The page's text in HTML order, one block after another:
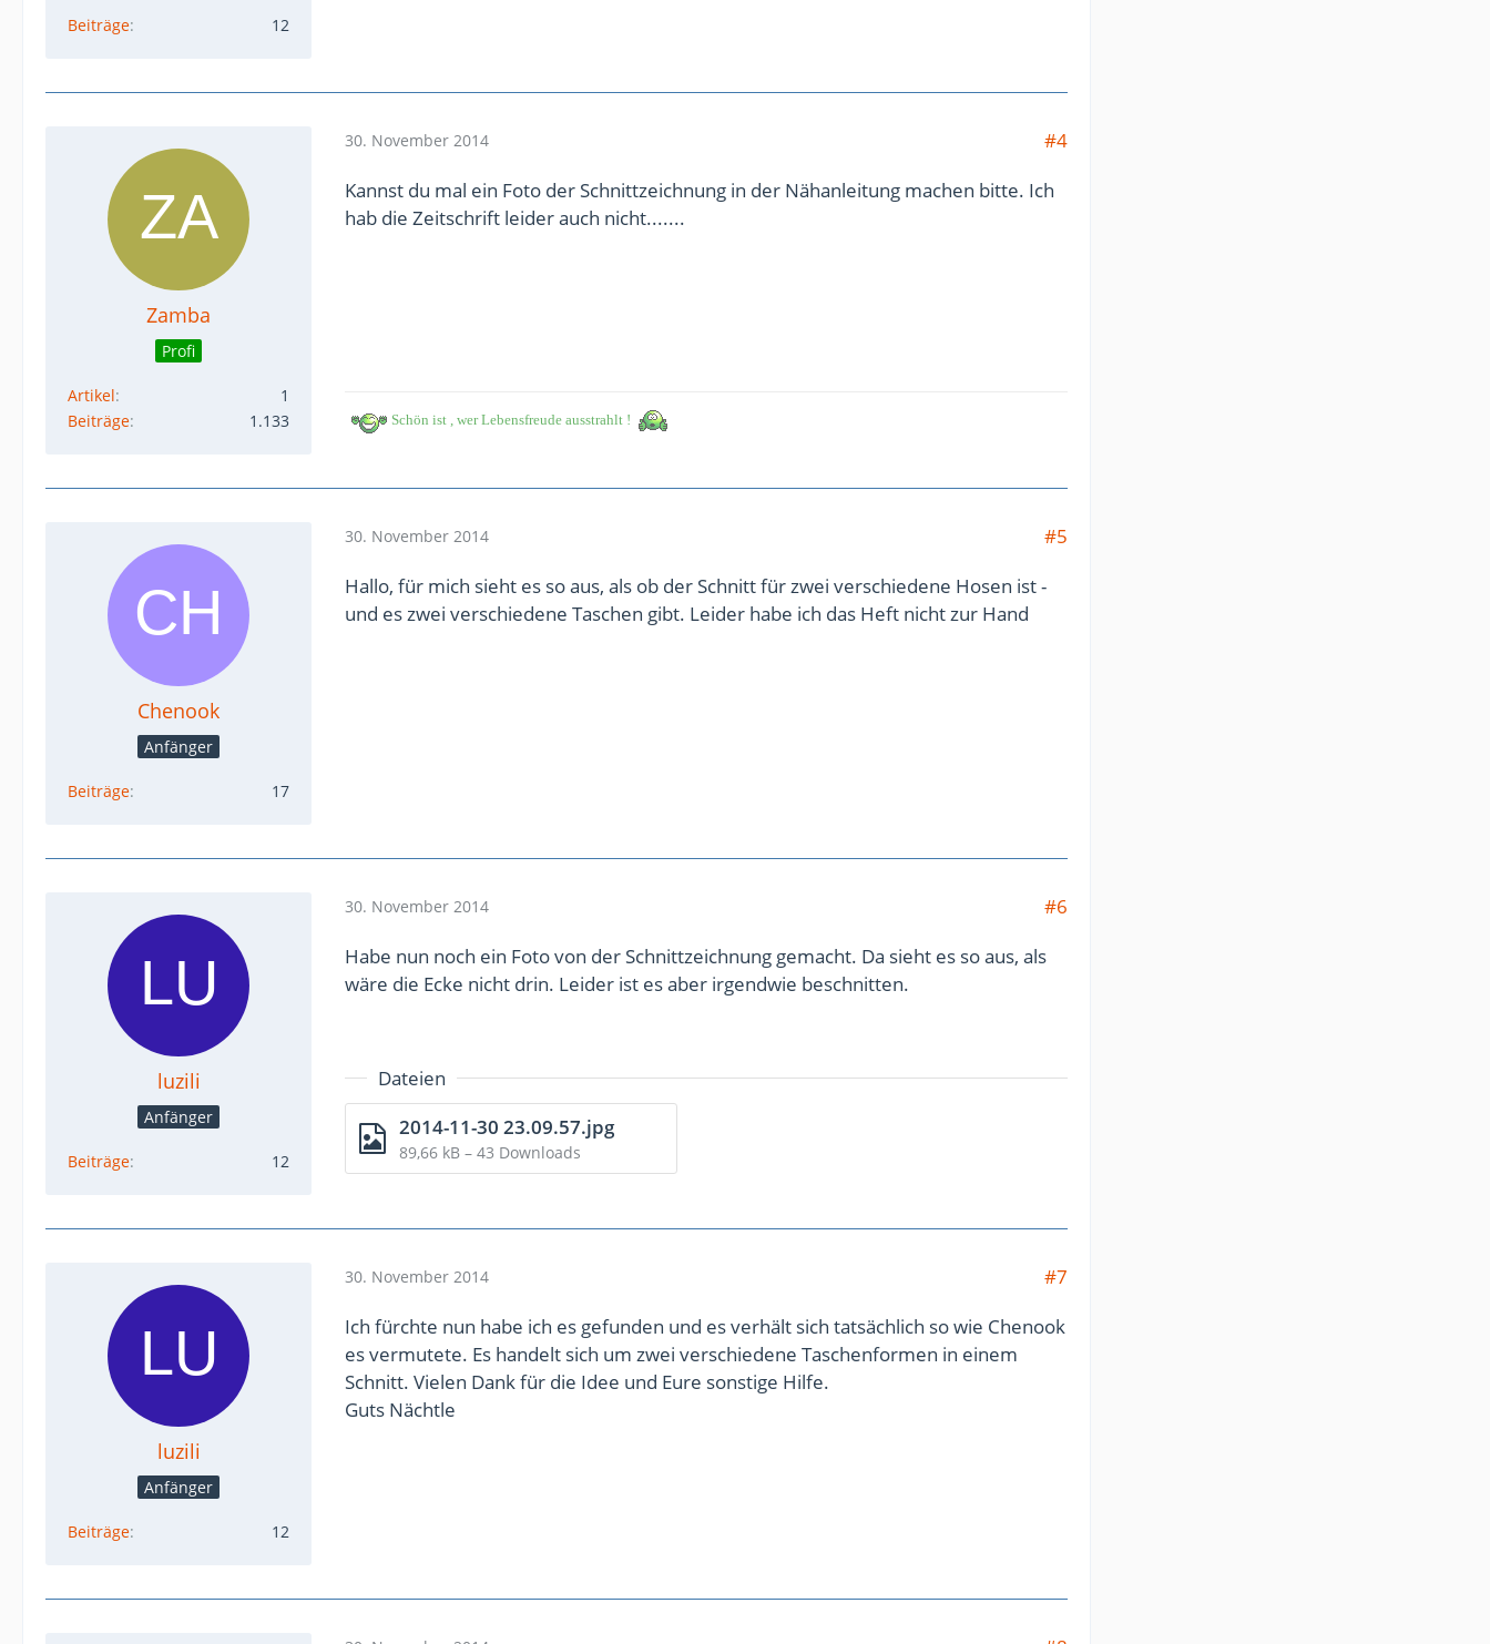
Beiträge 12
Zamba
Profi
Artikel
1
Beiträge
1.133
30. November 2014
#4
Kannst du mal ein Foto der Schnittzeichnung in der Nähanleitung machen bitte. Ich
hab die Zeitschrift leider auch nicht.......
Schön ist , wer Lebensfreude ausstrahlt !
Chenook
Anfänger
Beiträge 17
30. November 2014
#5
Hallo, für mich sieht es so aus, als ob der Schnitt für zwei verschiedene Hosen ist -
und es zwei verschiedene Taschen gibt. Leider habe ich das Heft nicht zur Hand
luzili
Anfänger
Beiträge 12
30. November 2014
#6
Habe nun noch ein Foto von der Schnittzeichnung gemacht. Da sieht es so aus, als
wäre die Ecke nicht drin. Leider ist es aber irgendwie beschnitten.
Dateien
2014-11-30 23.09.57.jpg
89,66 kB – 43 Downloads
luzili
Anfänger
Beiträge 12
30. November 2014
#7
Ich fürchte nun habe ich es gefunden und es verhält sich tatsächlich so wie Chenook
es vermutete. Es handelt sich um zwei verschiedene Taschenformen in einem
Schnitt. Vielen Dank für die Idee und Eure sonstige Hilfe.
Guts Nächtle